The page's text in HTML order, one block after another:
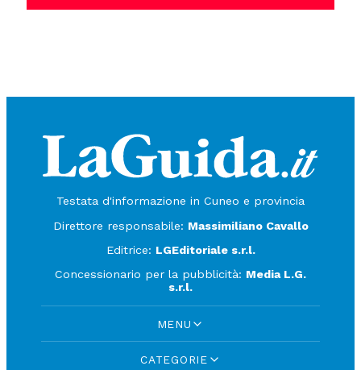
Testata d'informazione in Cuneo e provincia
Direttore responsabile: Massimiliano Cavallo
Editrice: LGEditoriale s.r.l.
Concessionario per la pubblicità: Media L.G.
s.r.l.
MENU
CATEGORIE